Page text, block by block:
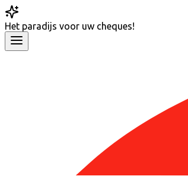
Het paradijs voor uw cheques!